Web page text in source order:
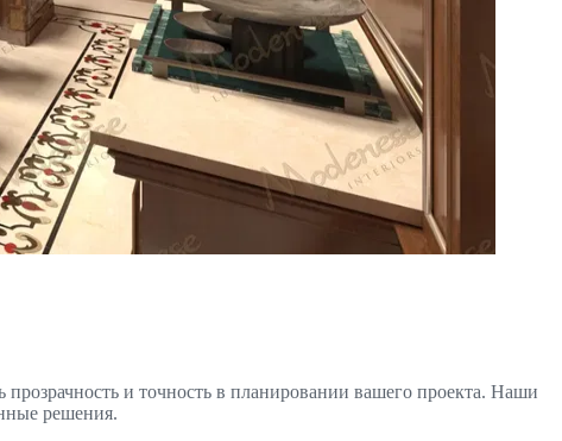
и точность в планировании вашего проекта. Наши
решения.